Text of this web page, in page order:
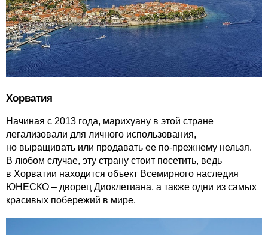
Хорватия
Начиная с 2013 года, марихуану в этой стране
легализовали для личного использования,
но выращивать или продавать ее по-прежнему нельзя.
В любом случае, эту страну стоит посетить, ведь
в Хорватии находится объект Всемирного наследия
ЮНЕСКО – дворец Диоклетиана, а также одни из самых
красивых побережий в мире.